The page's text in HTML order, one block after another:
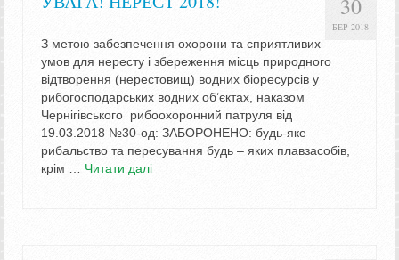
30
БЕР 2018
З метою забезпечення охорони та сприятливих
умов для нересту і збереження місць природного
відтворення (нерестовищ) водних біоресурсів у
рибогосподарських водних об’єктах, наказом
Чернігівського рибоохоронний патруля від
19.03.2018 №30-од: ЗАБОРОНЕНО: будь-яке
рибальство та пересування будь – яких плавзасобів,
крім … Читати далі